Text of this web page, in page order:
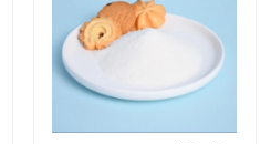
معلومات عنا
جولة في المعمل